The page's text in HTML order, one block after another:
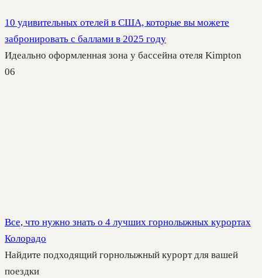
10 удивительных отелей в США, которые вы можете
забронировать с баллами в 2025 году
Идеально оформленная зона у бассейна отеля Kimpton
06
Все, что нужно знать о 4 лучших горнолыжных курортах
Колорадо
Найдите подходящий горнолыжный курорт для вашей
поездки